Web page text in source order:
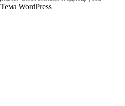
Тема WordPress